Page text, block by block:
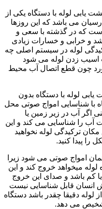
یابی لوله با دستگاه یکی از
می باشد که این روزها
است که در گذشته با سعی و
و خرابی و خسارات زیادی
لوله در سیستم اصلی چه
اسیب زدن لوله می شود
چون قطع اتصال آب محیط
لوله با دستگاه بدون
با شناسایی امواج صوتی محل
اگر آب در زیر زمین یا
آب را شناسایی می کند و این
ترکیدگی لوله نخواهید
را پیدا کنید.
امواج صوتی می شود زیرا
میخواهد خروج کند و این
کم باشد و صدای این خروج
انسان قابل شناسایی نیست
دقیقا چقدر باشد دستگاه
می دهد.